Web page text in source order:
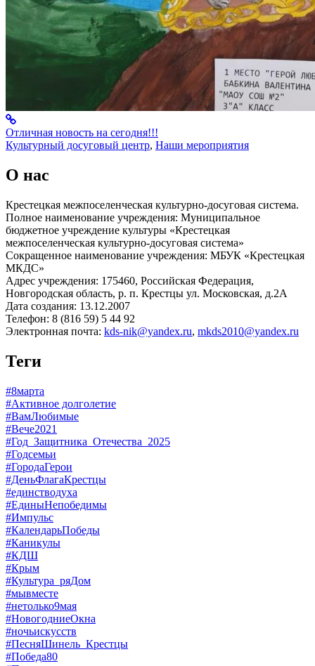
Отличная новость на сегодня!!!
Культурный досуговый центр, Наши мероприятия
О нас
Крестецкая межпоселенческая культурно-досуговая система.
Полное наименование учреждения: Муниципальное
бюджетное учреждение культуры «Крестецкая
межпоселенческая культурно-досуговая система»
Сокращенное наименование учреждения: МБУК «Крестецкая
МКДС»
Адрес учреждения: 175460, Российская Федерация,
Новгородская область, р. п. Крестцы ул. Московская, д.2А
Дата создания: 13.12.2007
Телефон: 8 (816 59) 5 44 92
Электронная почта: kds-nik@yandex.ru, mkds2010@yandex.ru
Теги
#8марта
#Активное долголетие
#ВамЛюбимые
#Вече2021
#Год_Защитника_Отечества_2025
#Годсемьи
#ГородаГерои
#ДеньФлагаКрестцы
#единстводуха
#ЕдиныНепобедимы
#Импульс
#КалендарьПобеды
#Каникулы
#КДШ
#Крым
#Культура_ряДом
#мывместе
#нетолько9мая
#НовогодниеОкна
#ночьискусств
#ПесняШинель_Крестцы
#Победа80